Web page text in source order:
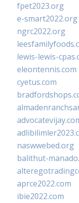
fpet2023.org
e-smart2022.org
ngrc2022.org
lewis-lewis-
eleontennis.com
cyetus.com
naswwebed.org
balithut-
aprce2022.com
ibie2022.com